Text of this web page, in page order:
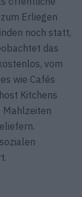
Erliegen
noch statt,
das
vom
wie Cafés
Kitchens
Mahlzeiten